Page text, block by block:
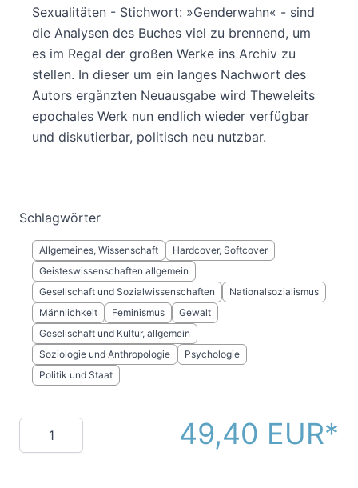
Sexualitäten - Stichwort: »Genderwahn« - sind
die Analysen des Buches viel zu brennend, um
es im Regal der großen Werke ins Archiv zu
stellen. In dieser um ein langes Nachwort des
Autors ergänzten Neuausgabe wird Theweleits
epochales Werk nun endlich wieder verfügbar
und diskutierbar, politisch neu nutzbar.
Schlagwörter
Allgemeines, Wissenschaft
Hardcover, Softcover
Geisteswissenschaften allgemein
Gesellschaft und Sozialwissenschaften
Nationalsozialismus
Männlichkeit
Feminismus
Gewalt
Gesellschaft und Kultur, allgemein
Soziologie und Anthropologie
Psychologie
Politik und Staat
Menge 49,40 EUR